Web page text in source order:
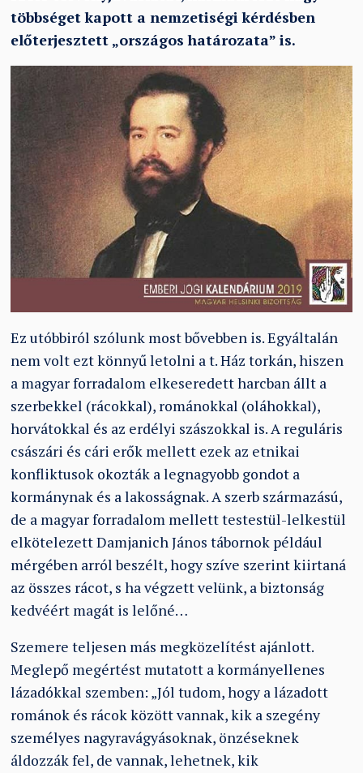
többséget kapott a nemzetiségi kérdésben
előterjesztett „országos határozata” is.
Ez utóbbiról szólunk most bővebben is. Egyáltalán
nem volt ezt könnyű letolni a t. Ház torkán, hiszen
a magyar forradalom elkeseredett harcban állt a
szerbekkel (rácokkal), románokkal (oláhokkal),
horvátokkal és az erdélyi szászokkal is. A reguláris
császári és cári erők mellett ezek az etnikai
konfliktusok okozták a legnagyobb gondot a
kormánynak és a lakosságnak. A szerb származású,
de a magyar forradalom mellett testestül-lelkestül
elkötelezett Damjanich János tábornok például
mérgében arról beszélt, hogy szíve szerint kiirtaná
az összes rácot, s ha végzett velünk, a biztonság
kedvéért magát is lelőné…
Szemere teljesen más megközelítést ajánlott.
Meglepő megértést mutatott a kormányellenes
lázadókkal szemben: „Jól tudom, hogy a lázadott
románok és rácok között vannak, kik a szegény
személyes nagyravágyásoknak, önzéseknek
áldozzák fel, de vannak, lehetnek, kik